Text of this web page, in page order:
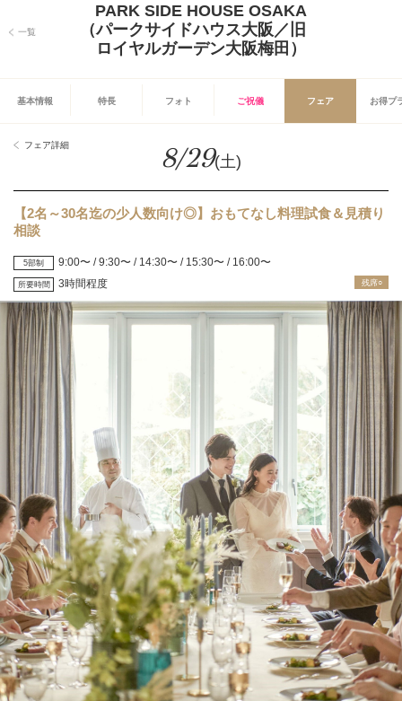
一覧
PARK SIDE HOUSE OSAKA
（パークサイドハウス大阪／旧
ロイヤルガーデン大阪梅田）
基本情報 特長 フォト ご祝儀 フェア お得プ
フェア詳細 8/29(土)
【2名～30名迄の少人数向け◎】おもてなし料理試食＆見積り
相談
5部制 9:00〜 / 9:30〜 / 14:30〜 / 15:30〜 / 16:00〜
所要時間 3時間程度 残席○